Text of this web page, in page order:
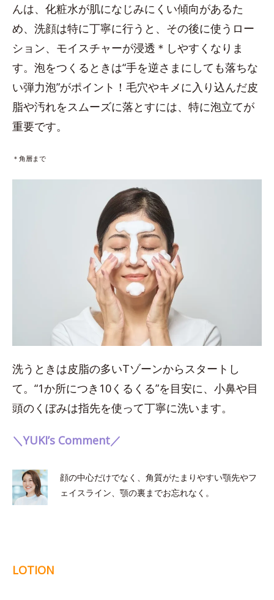
んは、化粧水が肌になじみにくい傾向があるた
め、洗顔は特に丁寧に行うと、その後に使うロー
ション、モイスチャーが浸透＊しやすくなりま
す。泡をつくるときは“手を逆さまにしても落ちな
い弾力泡”がポイント！毛穴やキメに入り込んだ皮
脂や汚れをスムーズに落とすには、特に泡立てが
重要です。
＊角層まで
洗うときは皮脂の多いTゾーンからスタートし
て。“1か所につき10くるくる”を目安に、小鼻や目
頭のくぼみは指先を使って丁寧に洗います。
＼YUKI’s Comment／
顔の中心だけでなく、角質がたまりやすい顎先やフ
ェイスライン、顎の裏までお忘れなく。
LOTION